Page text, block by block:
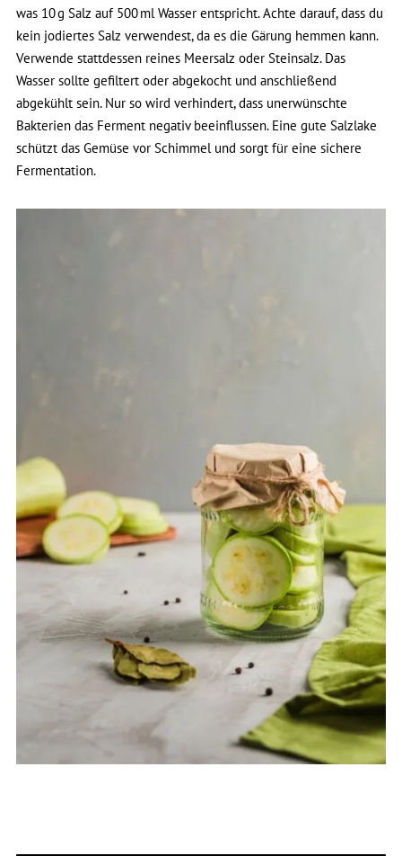
was 10 g Salz auf 500 ml Wasser entspricht. Achte darauf, dass du
kein jodiertes Salz verwendest, da es die Gärung hemmen kann.
Verwende stattdessen reines Meersalz oder Steinsalz. Das
Wasser sollte gefiltert oder abgekocht und anschließend
abgekühlt sein. Nur so wird verhindert, dass unerwünschte
Bakterien das Ferment negativ beeinflussen. Eine gute Salzlake
schützt das Gemüse vor Schimmel und sorgt für eine sichere
Fermentation.